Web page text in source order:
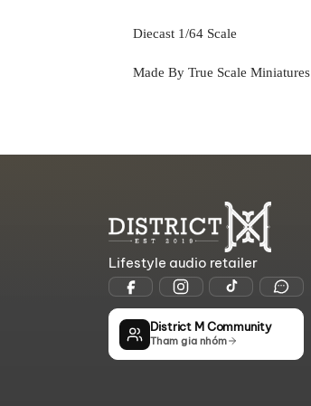
Diecast 1/64 Scale
Made By True Scale Miniatures
Lifestyle audio retailer
District M Community
Tham gia nhóm